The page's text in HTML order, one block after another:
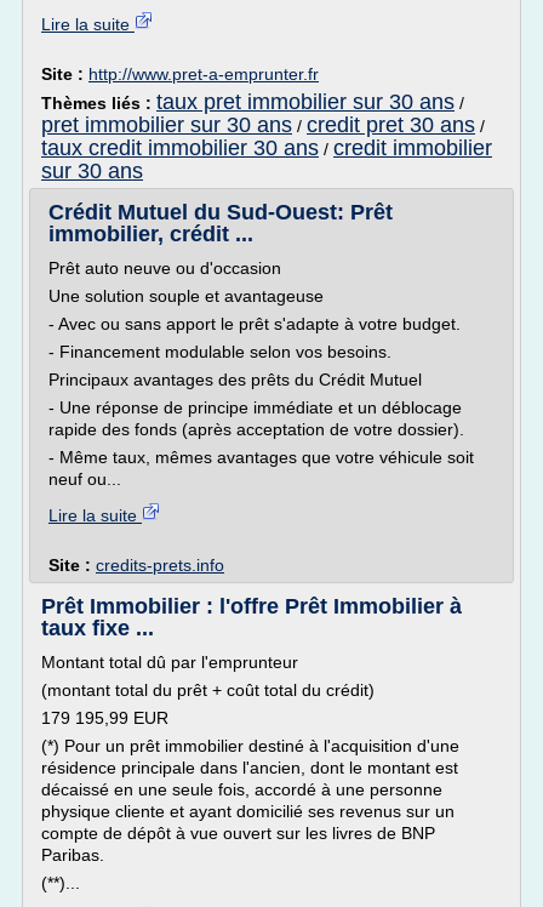
Lire la suite
Site : http://www.pret-a-emprunter.fr
Thèmes liés : taux pret immobilier sur 30 ans /
pret immobilier sur 30 ans / credit pret 30 ans /
taux credit immobilier 30 ans / credit immobilier
sur 30 ans
Crédit Mutuel du Sud-Ouest: Prêt
immobilier, crédit ...
Prêt auto neuve ou d'occasion
Une solution souple et avantageuse
- Avec ou sans apport le prêt s'adapte à votre budget.
- Financement modulable selon vos besoins.
Principaux avantages des prêts du Crédit Mutuel
- Une réponse de principe immédiate et un déblocage
rapide des fonds (après acceptation de votre dossier).
- Même taux, mêmes avantages que votre véhicule soit
neuf ou...
Lire la suite
Site : credits-prets.info
Prêt Immobilier : l'offre Prêt Immobilier à
taux fixe ...
Montant total dû par l'emprunteur
(montant total du prêt + coût total du crédit)
179 195,99 EUR
(*) Pour un prêt immobilier destiné à l'acquisition d'une
résidence principale dans l'ancien, dont le montant est
décaissé en une seule fois, accordé à une personne
physique cliente et ayant domicilié ses revenus sur un
compte de dépôt à vue ouvert sur les livres de BNP
Paribas.
(**)...